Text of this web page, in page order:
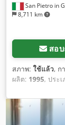
San Pietro in
8,711 km
สอ
สภาพ: ใช้แล้ว, ก
ผลิต: 1995, ประเ